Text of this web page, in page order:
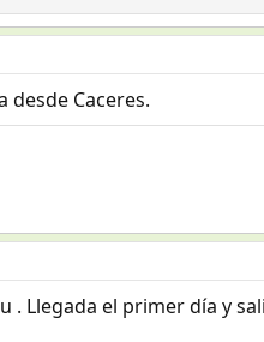
Caceres.
Llegada el primer día y